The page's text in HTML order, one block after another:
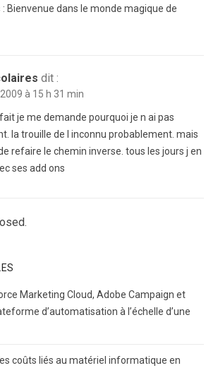
Bienvenue dans le monde magique de
dit :
à 15 h 31 min
je me demande pourquoi je n ai pas
la trouille de l inconnu probablement. mais
refaire le chemin inverse. tous les jours j en
ses add ons
Marketing Cloud, Adobe Campaign et
d’automatisation à l’échelle d’une
coûts liés au matériel informatique en